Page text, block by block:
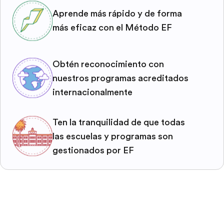
Aprende más rápido y de forma
más eficaz con el Método EF
Obtén reconocimiento con
nuestros programas acreditados
internacionalmente
Ten la tranquilidad de que todas
las escuelas y programas son
gestionados por EF